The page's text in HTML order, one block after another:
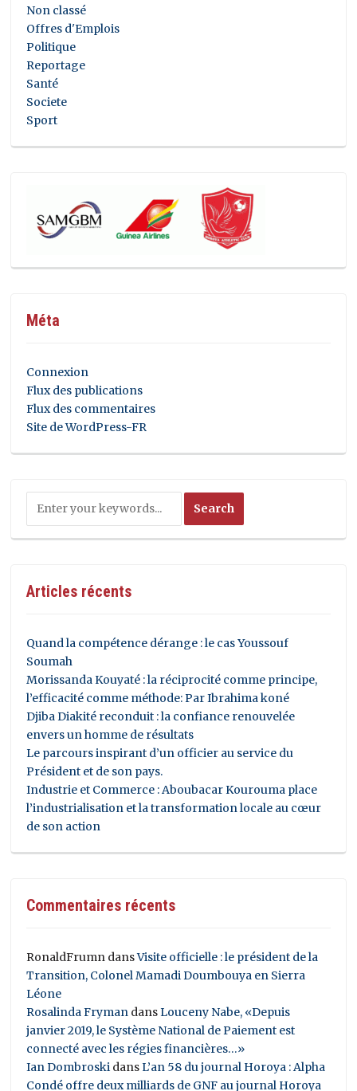
Non classé
Offres d'Emplois
Politique
Reportage
Santé
Societe
Sport
Méta
Connexion
Flux des publications
Flux des commentaires
Site de WordPress-FR
Articles récents
Quand la compétence dérange : le cas Youssouf
Soumah
Morissanda Kouyaté : la réciprocité comme principe,
l’efficacité comme méthode: Par Ibrahima koné
Djiba Diakité reconduit : la confiance renouvelée
envers un homme de résultats
Le parcours inspirant d’un officier au service du
Président et de son pays.
Industrie et Commerce : Aboubacar Kourouma place
l’industrialisation et la transformation locale au cœur
de son action
Commentaires récents
RonaldFrumn dansVisite officielle : le président de la
Transition, Colonel Mamadi Doumbouya en Sierra
Léone
Rosalinda Fryman dansLouceny Nabe, «Depuis
janvier 2019, le Système National de Paiement est
connecté avec les régies financières…»
Ian Dombroski dansL’an 58 du journal Horoya : Alpha
Condé offre deux milliards de GNF au journal Horoya